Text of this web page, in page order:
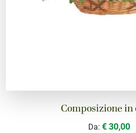
Composizione in
Da: € 30,00